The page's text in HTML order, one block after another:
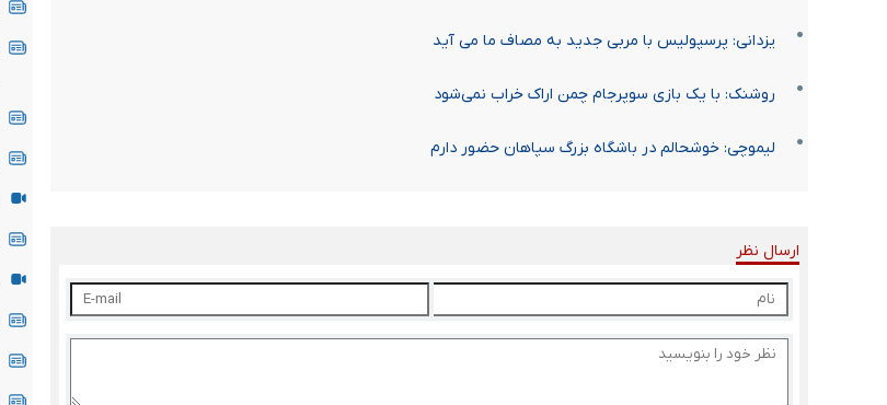
یزدانی: پرسپولیس با مربی جدید به مصاف ما می آید
روشنک: با یک بازی سوپرجام چمن اراک خراب نمی‌شود
لیموچی: خوشحالم در باشگاه بزرگ سپاهان حضور دارم
ارسال نظر